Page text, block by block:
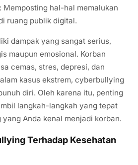
: Memposting hal-hal memalukan
ruang publik digital.
dampak yang sangat serius,
maupun emosional. Korban
cemas, stres, depresi, dan
kasus ekstrem, cyberbullying
diri. Oleh karena itu, penting
langkah-langkah yang tepat
Anda kenal menjadi korban.
Terhadap Kesehatan